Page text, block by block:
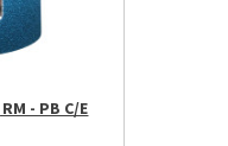
- PB C/E